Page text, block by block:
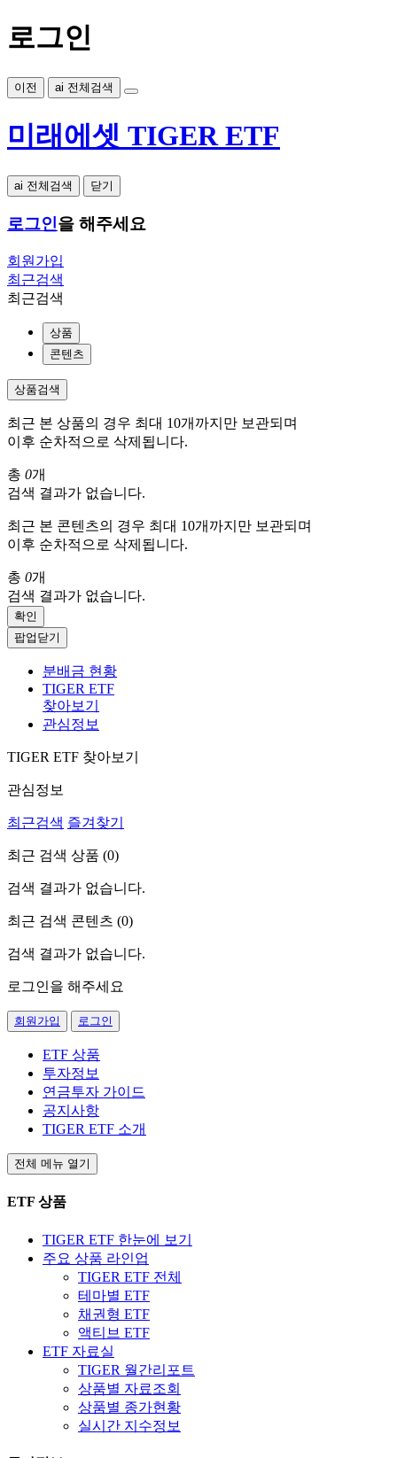
로그인
이전 ai 전체검색
미래에셋 TIGER ETF
ai 전체검색 닫기
로그인을 해주세요
회원가입
최근검색
최근검색
상품
콘텐츠
상품검색
최근 본 상품의 경우 최대 10개까지만 보관되며
이후 순차적으로 삭제됩니다.
총 0개
검색 결과가 없습니다.
최근 본 콘텐츠의 경우 최대 10개까지만 보관되며
이후 순차적으로 삭제됩니다.
총 0개
검색 결과가 없습니다.
확인
팝업닫기
분배금 현황
TIGER ETF
찾아보기
관심정보
TIGER ETF 찾아보기
관심정보
최근검색 즐겨찾기
최근 검색 상품 (0)
검색 결과가 없습니다.
최근 검색 콘텐츠 (0)
검색 결과가 없습니다.
로그인을 해주세요
회원가입 로그인
ETF 상품
투자정보
연금투자 가이드
공지사항
TIGER ETF 소개
전체 메뉴 열기
ETF 상품
TIGER ETF 한눈에 보기
주요 상품 라인업
TIGER ETF 전체
테마별 ETF
채권형 ETF
액티브 ETF
ETF 자료실
TIGER 월간리포트
상품별 자료조회
상품별 종가현황
실시간 지수정보